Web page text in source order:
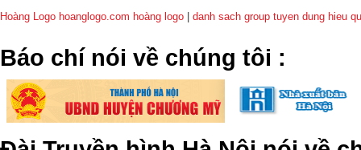
Hoàng Logo hoanglogo.com hoàng logo danh sach group tuyen dung hieu
​Báo chí nói về chúng tôi :